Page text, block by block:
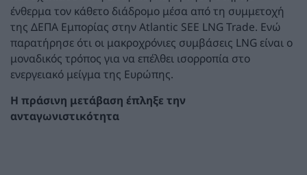
ένθερμα τον κάθετο διάδρομο μέσα από τη συμμετοχή
της ΔΕΠΑ Εμπορίας στην Atlantic SEE LNG Trade. Ενώ
παρατήρησε ότι οι μακροχρόνιες συμβάσεις LNG είναι ο
μοναδικός τρόπος για να επέλθει ισορροπία στο
ενεργειακό μείγμα της Ευρώπης.
Η πράσινη μετάβαση έπληξε την
ανταγωνιστικότητα